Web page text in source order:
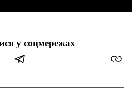
у соцмережах